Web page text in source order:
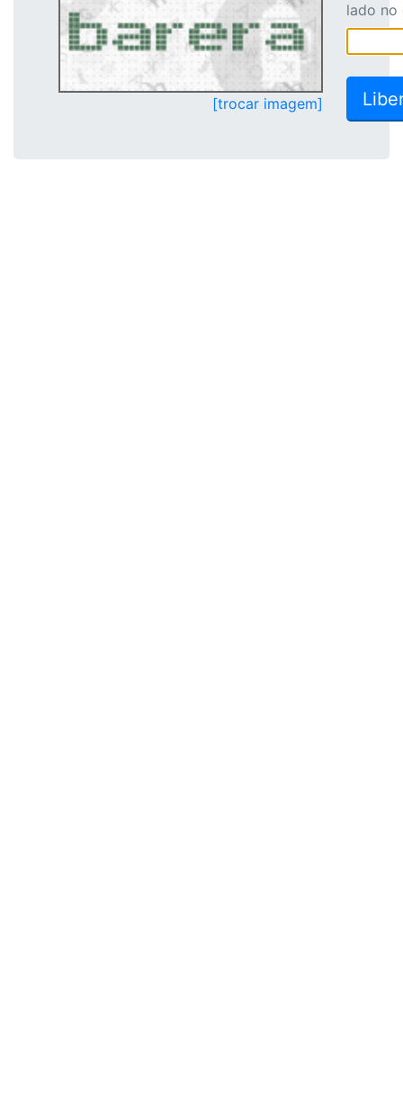
[trocar imagem]
lado no